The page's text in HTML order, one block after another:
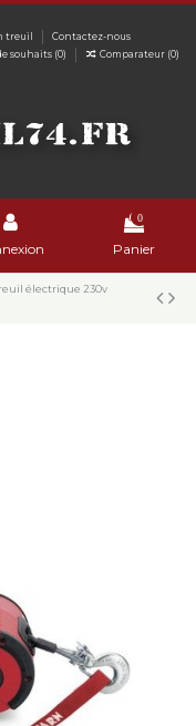
treuil
Contactez-nous
souhaits (0) Comparateur (0)
0
Panier
électrique 230v